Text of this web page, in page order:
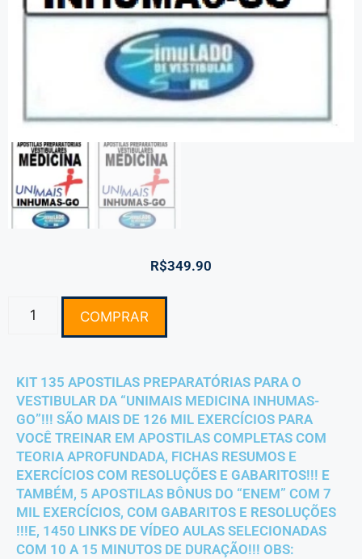
R$349.90
COMPRAR
KIT 135 APOSTILAS PREPARATÓRIAS PARA O
VESTIBULAR DA “UNIMAIS MEDICINA INHUMAS-
GO”!!! SÃO MAIS DE 126 MIL EXERCÍCIOS PARA
VOCÊ TREINAR EM APOSTILAS COMPLETAS COM
TEORIA APROFUNDADA, FICHAS RESUMOS E
EXERCÍCIOS COM RESOLUÇÕES E GABARITOS!!! E
TAMBÉM, 5 APOSTILAS BÔNUS DO “ENEM” COM 7
MIL EXERCÍCIOS, COM GABARITOS E RESOLUÇÕES
!!!E, 1450 LINKS DE VÍDEO AULAS SELECIONADAS
COM 10 A 15 MINUTOS DE DURAÇÃO!!! OBS: